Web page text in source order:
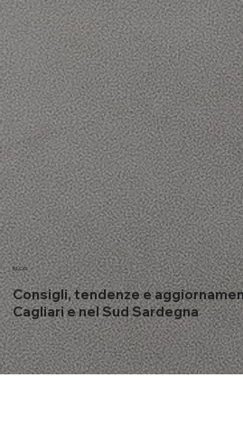
BLOG
Consigli, tendenze e
Cagliari e nel Sud Sardegna